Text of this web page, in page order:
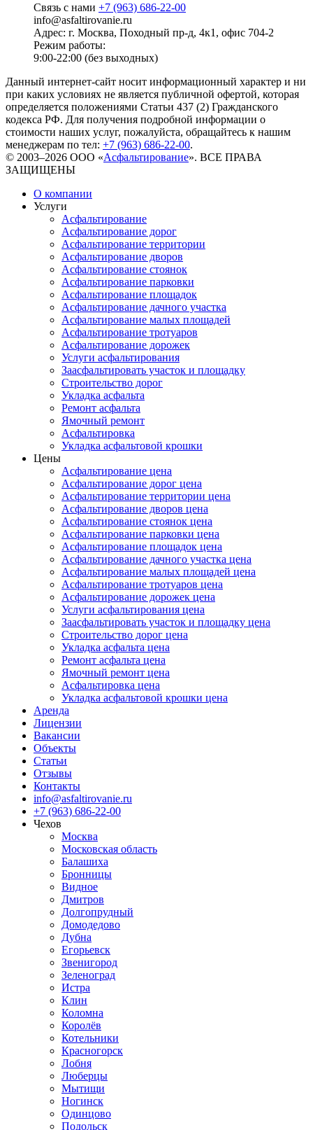
Связь с нами +7 (963) 686-22-00
info@asfaltirovanie.ru
Адрес: г. Москва, Походный пр-д, 4к1, офис 704-2
Режим работы:
9:00-22:00 (без выходных)
Данный интернет-сайт носит информационный характер и ни
при каких условиях не является публичной офертой, которая
определяется положениями Статьи 437 (2) Гражданского
кодекса РФ. Для получения подробной информации о
стоимости наших услуг, пожалуйста, обращайтесь к нашим
менеджерам по тел: +7 (963) 686-22-00.
© 2003–2026 ООО «Асфальтирование». ВСЕ ПРАВА
ЗАЩИЩЕНЫ
О компании
Услуги
Асфальтирование
Асфальтирование дорог
Асфальтирование территории
Асфальтирование дворов
Асфальтирование стоянок
Асфальтирование парковки
Асфальтирование площадок
Асфальтирование дачного участка
Асфальтирование малых площадей
Асфальтирование тротуаров
Асфальтирование дорожек
Услуги асфальтирования
Заасфальтировать участок и площадку
Строительство дорог
Укладка асфальта
Ремонт асфальта
Ямочный ремонт
Асфальтировка
Укладка асфальтовой крошки
Цены
Асфальтирование цена
Асфальтирование дорог цена
Асфальтирование территории цена
Асфальтирование дворов цена
Асфальтирование стоянок цена
Асфальтирование парковки цена
Асфальтирование площадок цена
Асфальтирование дачного участка цена
Асфальтирование малых площадей цена
Асфальтирование тротуаров цена
Асфальтирование дорожек цена
Услуги асфальтирования цена
Заасфальтировать участок и площадку цена
Строительство дорог цена
Укладка асфальта цена
Ремонт асфальта цена
Ямочный ремонт цена
Асфальтировка цена
Укладка асфальтовой крошки цена
Аренда
Лицензии
Вакансии
Объекты
Статьи
Отзывы
Контакты
info@asfaltirovanie.ru
+7 (963) 686-22-00
Чехов
Москва
Московская область
Балашиха
Бронницы
Видное
Дмитров
Долгопрудный
Домодедово
Дубна
Егорьевск
Звенигород
Зеленоград
Истра
Клин
Коломна
Королёв
Котельники
Красногорск
Лобня
Люберцы
Мытищи
Ногинск
Одинцово
Подольск